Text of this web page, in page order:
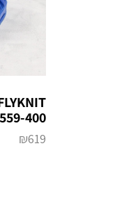
400
₪619